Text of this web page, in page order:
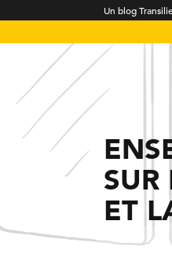
Un blog
SUR
ET